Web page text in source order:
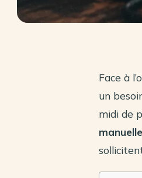
Face à
un
midi de
manuelle